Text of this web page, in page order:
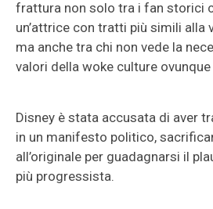
frattura non solo tra i fan storici
un’attrice con tratti più simili alla
ma anche tra chi non vede la
valori della woke culture
Disney è stata accusata di aver
in un manifesto politico,
all’originale per guadagnarsi il
più progressista.